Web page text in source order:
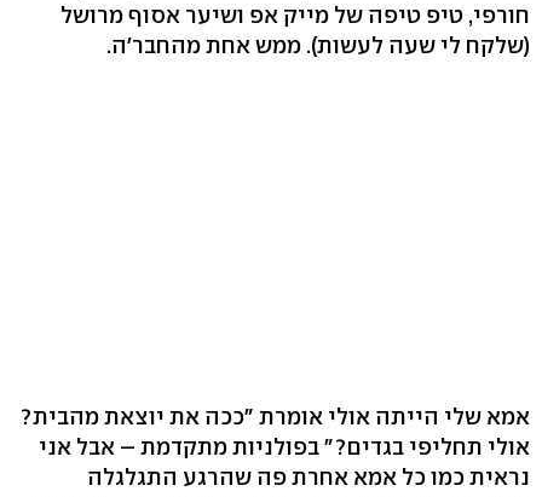
חורפי, טיפ טיפה של מייק אפ ושיער אסוף מרושל
(שלקח לי שעה לעשות). ממש אחת מהחבר'ה.
אמא שלי הייתה אולי אומרת "ככה את יוצאת מהבית?
אולי תחליפי בגדים?" בפולניות מתקדמת – אבל אני
נראית כמו כל אמא אחרת פה שהרגע התגלגלה